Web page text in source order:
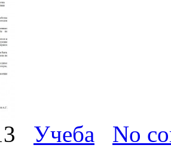
Учеба
No